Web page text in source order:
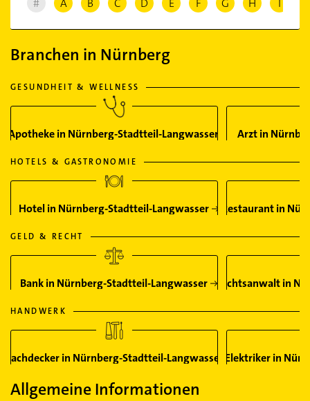
Branchen in Nürnberg
GESUNDHEIT & WELLNESS
Apotheke in Nürnberg-Stadtteil-Langwasser Arzt in
HOTELS & GASTRONOMIE
Hotel in Nürnberg-Stadtteil-Langwasser Restaurant in
GELD & RECHT
Bank in Nürnberg-Stadtteil-Langwasser Rechtsanwalt in
HANDWERK
Dachdecker in Nürnberg-Stadtteil-Langwasser Elektriker in
Allgemeine Informationen